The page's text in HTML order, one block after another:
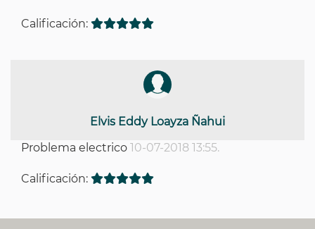
Calificación:
Elvis Eddy Loayza Ñahui
Problema electrico 10-07-2018 13:55.
Calificación: